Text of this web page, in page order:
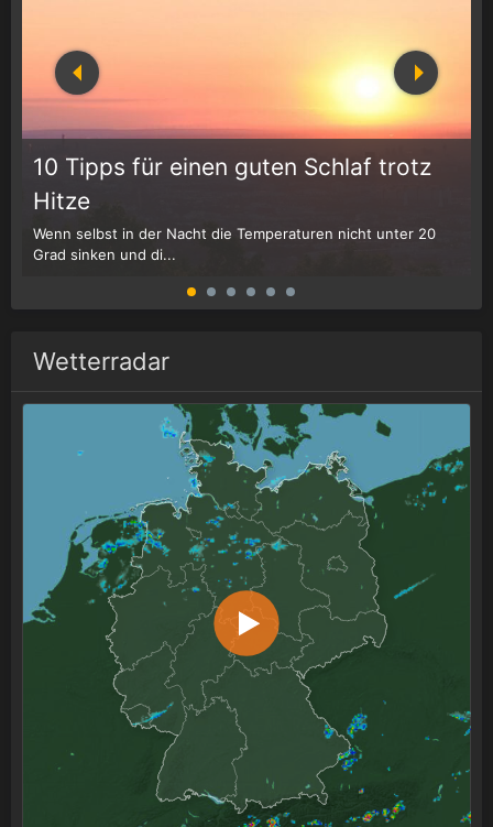
10 Tipps für einen guten Schlaf trotz
Hitze
Wenn selbst in der Nacht die Temperaturen nicht unter 20
Grad sinken und di...
Wetterradar